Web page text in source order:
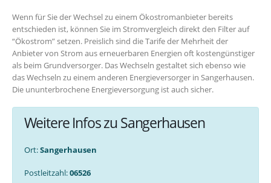
Wenn für Sie der Wechsel zu einem Ökostromanbieter bereits
entschieden ist, können Sie im Stromvergleich direkt den Filter auf
“Ökostrom” setzen. Preislich sind die Tarife der Mehrheit der
Anbieter von Strom aus erneuerbaren Energien oft kostengünstiger
als beim Grundversorger. Das Wechseln gestaltet sich ebenso wie
das Wechseln zu einem anderen Energieversorger in Sangerhausen.
Die ununterbrochene Energieversorgung ist auch sicher.
Weitere Infos zu Sangerhausen
Ort:Sangerhausen
Postleitzahl:06526